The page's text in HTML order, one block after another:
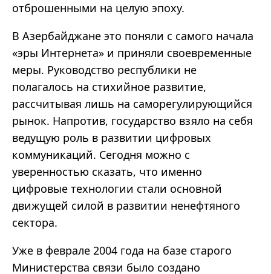
отброшенными на целую эпоху.
В Азербайджане это поняли с самого начала
«эры Интернета» и приняли своевременные
меры. Руководство республики не
полагалось на стихийное развитие,
рассчитывая лишь на саморегулирующийся
рынок. Напротив, государство взяло на себя
ведущую роль в развитии цифровых
коммуникаций. Сегодня можно с
уверенностью сказать, что именно
цифровые технологии стали основной
движущей силой в развитии ненефтяного
сектора.
Уже в феврале 2004 года на базе старого
Министерства связи было создано